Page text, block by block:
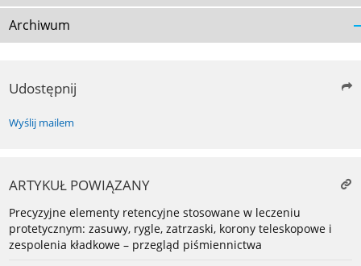
Archiwum
Udostępnij
Wyślij mailem
ARTYKUŁ POWIĄZANY
Precyzyjne elementy retencyjne stosowane w leczeniu
protetycznym: zasuwy, rygle, zatrzaski, korony teleskopowe i
zespolenia kładkowe – przegląd piśmiennictwa